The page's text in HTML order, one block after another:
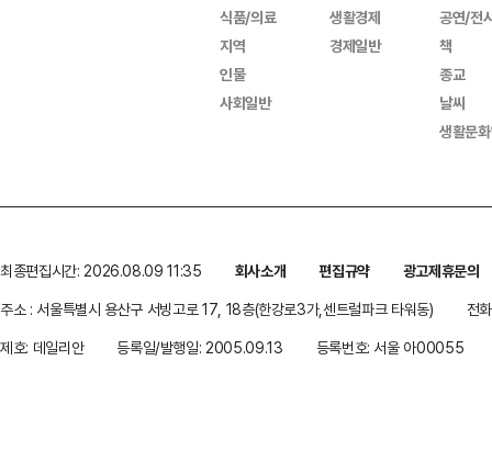
식품/의료
지역
인물
사회일반
생활경제
경제일반
공연/전
책
종교
날씨
생활문
최종편집시간: 2026.08.09 11:35 회사소개 편집규약
광고제휴문의
주소 : 서울특별시 용산구 서빙고로 17, 18층(한강로3가,센트럴파크 타워동)
전
제호: 데일리안
등록일/발행일: 2005.09.13 등록번호: 서울 아00055